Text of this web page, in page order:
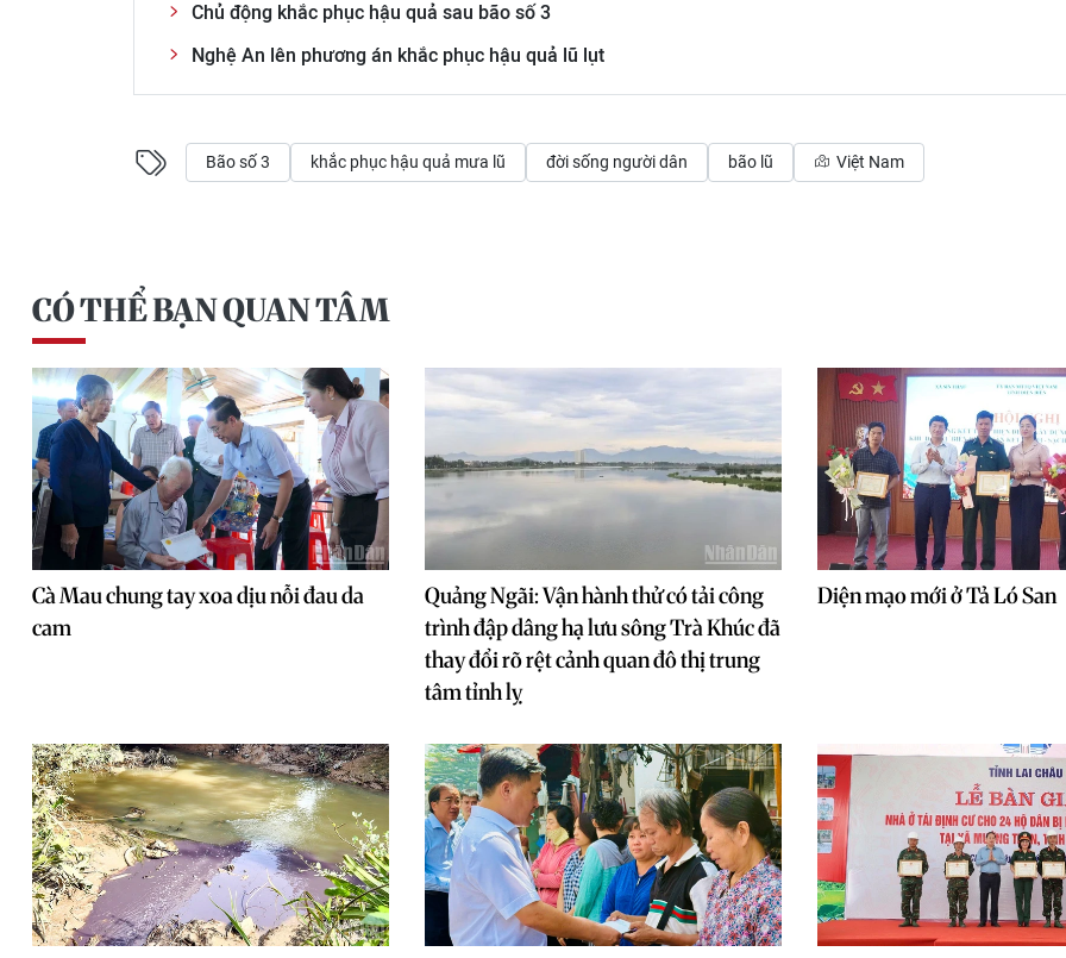
Chủ động khắc phục hậu quả sau bão số 3
Nghệ An lên phương án khắc phục hậu quả lũ lụt
Bão số 3 khắc phục hậu quả mưa lũ đời sống người dân bão lũ Việt Nam
CÓ THỂ BẠN QUAN TÂM
Cà Mau chung tay xoa dịu nỗi đau da
cam
Quảng Ngãi: Vận hành thử có tải công
trình đập dâng hạ lưu sông Trà Khúc đã
thay đổi rõ rệt cảnh quan đô thị trung
tâm tỉnh lỵ
Diện mạo mới ở Tả Ló San